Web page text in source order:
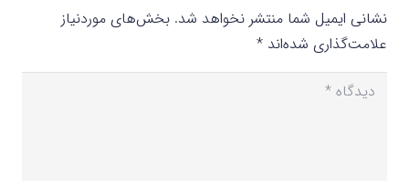
نشانی ایمیل شما منتشر نخواهد شد. بخش‌های موردنیاز
علامت‌گذاری شده‌اند *